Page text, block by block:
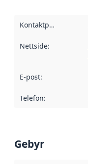
Kontaktpunkt
Nettside:
E-post:
Telefon:
Gebyr